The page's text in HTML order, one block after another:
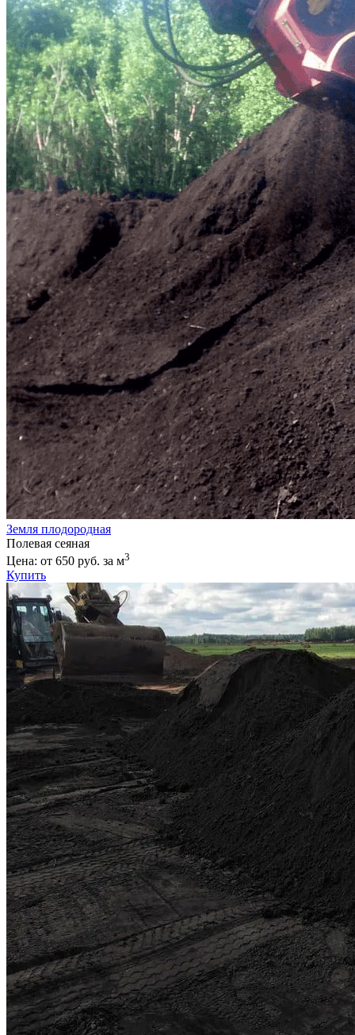
Земля плодородная
Полевая сеяная
Цена: от 650 руб. за м3
Купить